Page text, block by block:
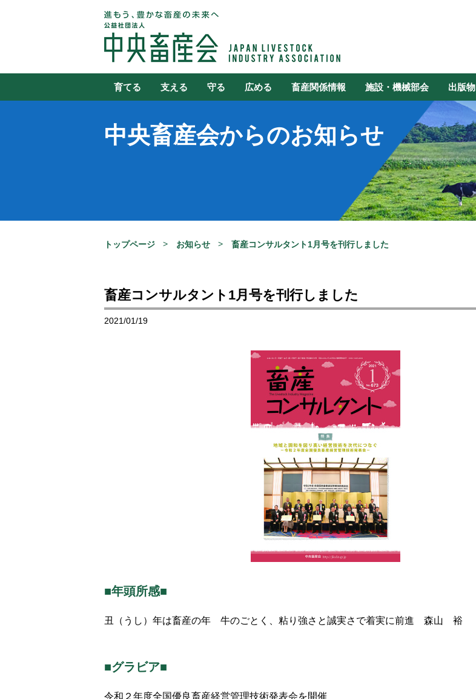
育てる 支える 守る 広める 畜産関係情報 施設・機械部会 出版物
中央畜産会からのお知らせ
トップページ お知らせ 畜産コンサルタント1月号を刊行しました
畜産コンサルタント1月号を刊行しました
2021/01/19
■年頭所感■
丑（うし）年は畜産の年 牛のごとく、粘り強さと誠実さで着実に前進 森山 裕
■グラビア■
令和２年度全国優良畜産経営管理技術発表会を開催